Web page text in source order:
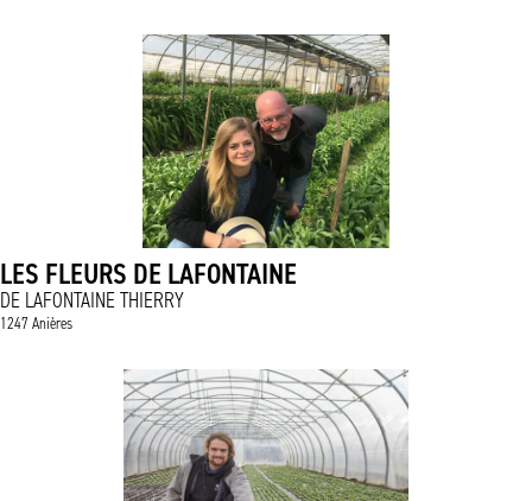
LES FLEURS DE LAFONTAINE
DE LAFONTAINE THIERRY
1247 Anières